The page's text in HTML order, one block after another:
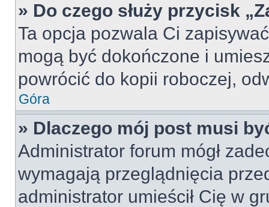
» Do czego służy przycisk
Ta opcja pozwala Ci
mogą być dokończone i
powrócić do kopii roboczej,
Góra
» Dlaczego mój post musi
Administrator forum mógł
wymagają przeglądnięcia
administrator umieścił Cię w